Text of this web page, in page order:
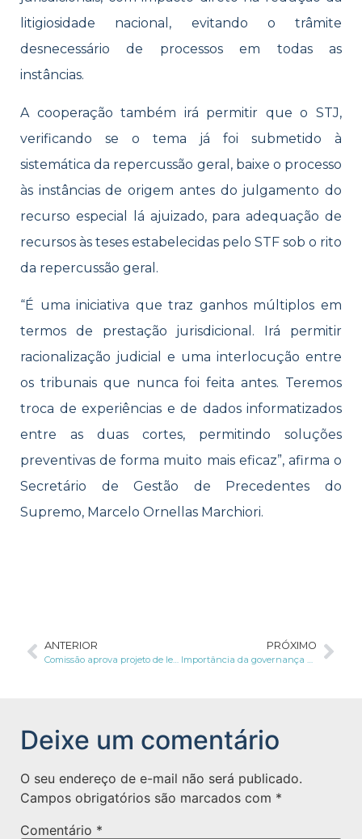
litigiosidade nacional, evitando o trâmite
desnecessário de processos em todas as
instâncias.
A cooperação também irá permitir que o STJ,
verificando se o tema já foi submetido à
sistemática da repercussão geral, baixe o processo
às instâncias de origem antes do julgamento do
recurso especial lá ajuizado, para adequação de
recursos às teses estabelecidas pelo STF sob o rito
da repercussão geral.
“É uma iniciativa que traz ganhos múltiplos em
termos de prestação jurisdicional. Irá permitir
racionalização judicial e uma interlocução entre
os tribunais que nunca foi feita antes. Teremos
troca de experiências e de dados informatizados
entre as duas cortes, permitindo soluções
preventivas de forma muito mais eficaz”, afirma o
Secretário de Gestão de Precedentes do
Supremo, Marcelo Ornellas Marchiori.
ANTERIOR PRÓXIMO
Deixe um comentário
O seu endereço de e-mail não será publicado.
Campos obrigatórios são marcados com *
Comentário *